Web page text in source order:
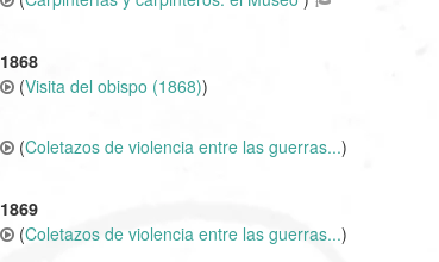
1868
(Visita del obispo (1868))
(Coletazos de violencia entre las guerras...)
1869
(Coletazos de violencia entre las guerras...)